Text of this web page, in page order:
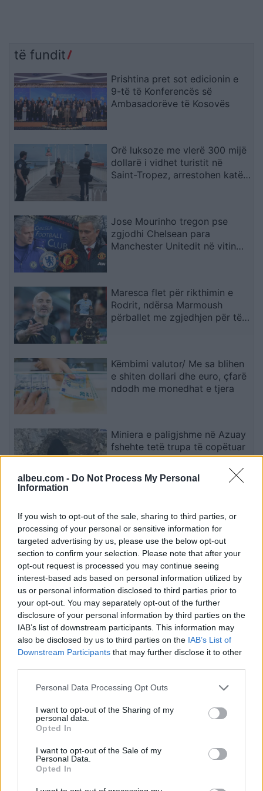
albeu.com - Do Not Process My Personal
Information
If you wish to opt-out of the sale, sharing to third parties, or
processing of your personal or sensitive information for
targeted advertising by us, please use the below opt-out
section to confirm your selection. Please note that after your
opt-out request is processed you may continue seeing
interest-based ads based on personal information utilized by
us or personal information disclosed to third parties prior to
your opt-out. You may separately opt-out of the further
disclosure of your personal information by third parties on the
IAB’s list of downstream participants. This information may
also be disclosed by us to third parties on the IAB’s List of
Downstream Participants that may further disclose it to other
Personal Data Processing Opt Outs
I want to opt-out of the Sharing of my
personal data.
Opted In
I want to opt-out of the Sale of my
Personal Data.
Opted In
të fundit
Prishtina pret sot edicionin e
9-të të Konferencës së
Ambasadorëve të Kosovës
Orë luksoze me vlerë 300 mijë
dollarë i vidhet turistit në
Saint-Tropez, arrestohen katër
Jose Mourinho tregon pse
zgjodhi Chelsean para
Manchester Unitedit në vitin
Maresca flet për rikthimin e
Rodrit, ndërsa Marmoush
përballet me zgjedhjen për të
Këmbimi valutor/ Me sa blihen
e shiten dollari dhe euro, çfarë
ndodh me monedhat e tjera
Miniera e paligjshme në Azuay
fshehte tetë trupa të copëtuar
84-vjeçare Ben Jones, aktori i
“The Dukes of Hazzard